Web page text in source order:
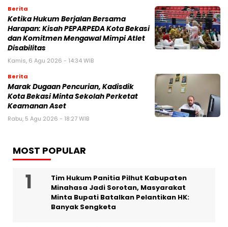
Berita
Ketika Hukum Berjalan Bersama
Harapan: Kisah PEPARPEDA Kota Bekasi
dan Komitmen Mengawal Mimpi Atlet
Disabilitas
Kamis, 6 Agu 2026 - 14:34 WIB
Berita
‎Marak Dugaan Pencurian, Kadisdik
Kota Bekasi Minta Sekolah Perketat
Keamanan Aset
Rabu, 5 Agu 2026 - 18:27 WIB
MOST POPULAR
Tim Hukum Panitia Pilhut Kabupaten
Minahasa Jadi Sorotan, Masyarakat
Minta Bupati Batalkan Pelantikan HK:
Banyak Sengketa